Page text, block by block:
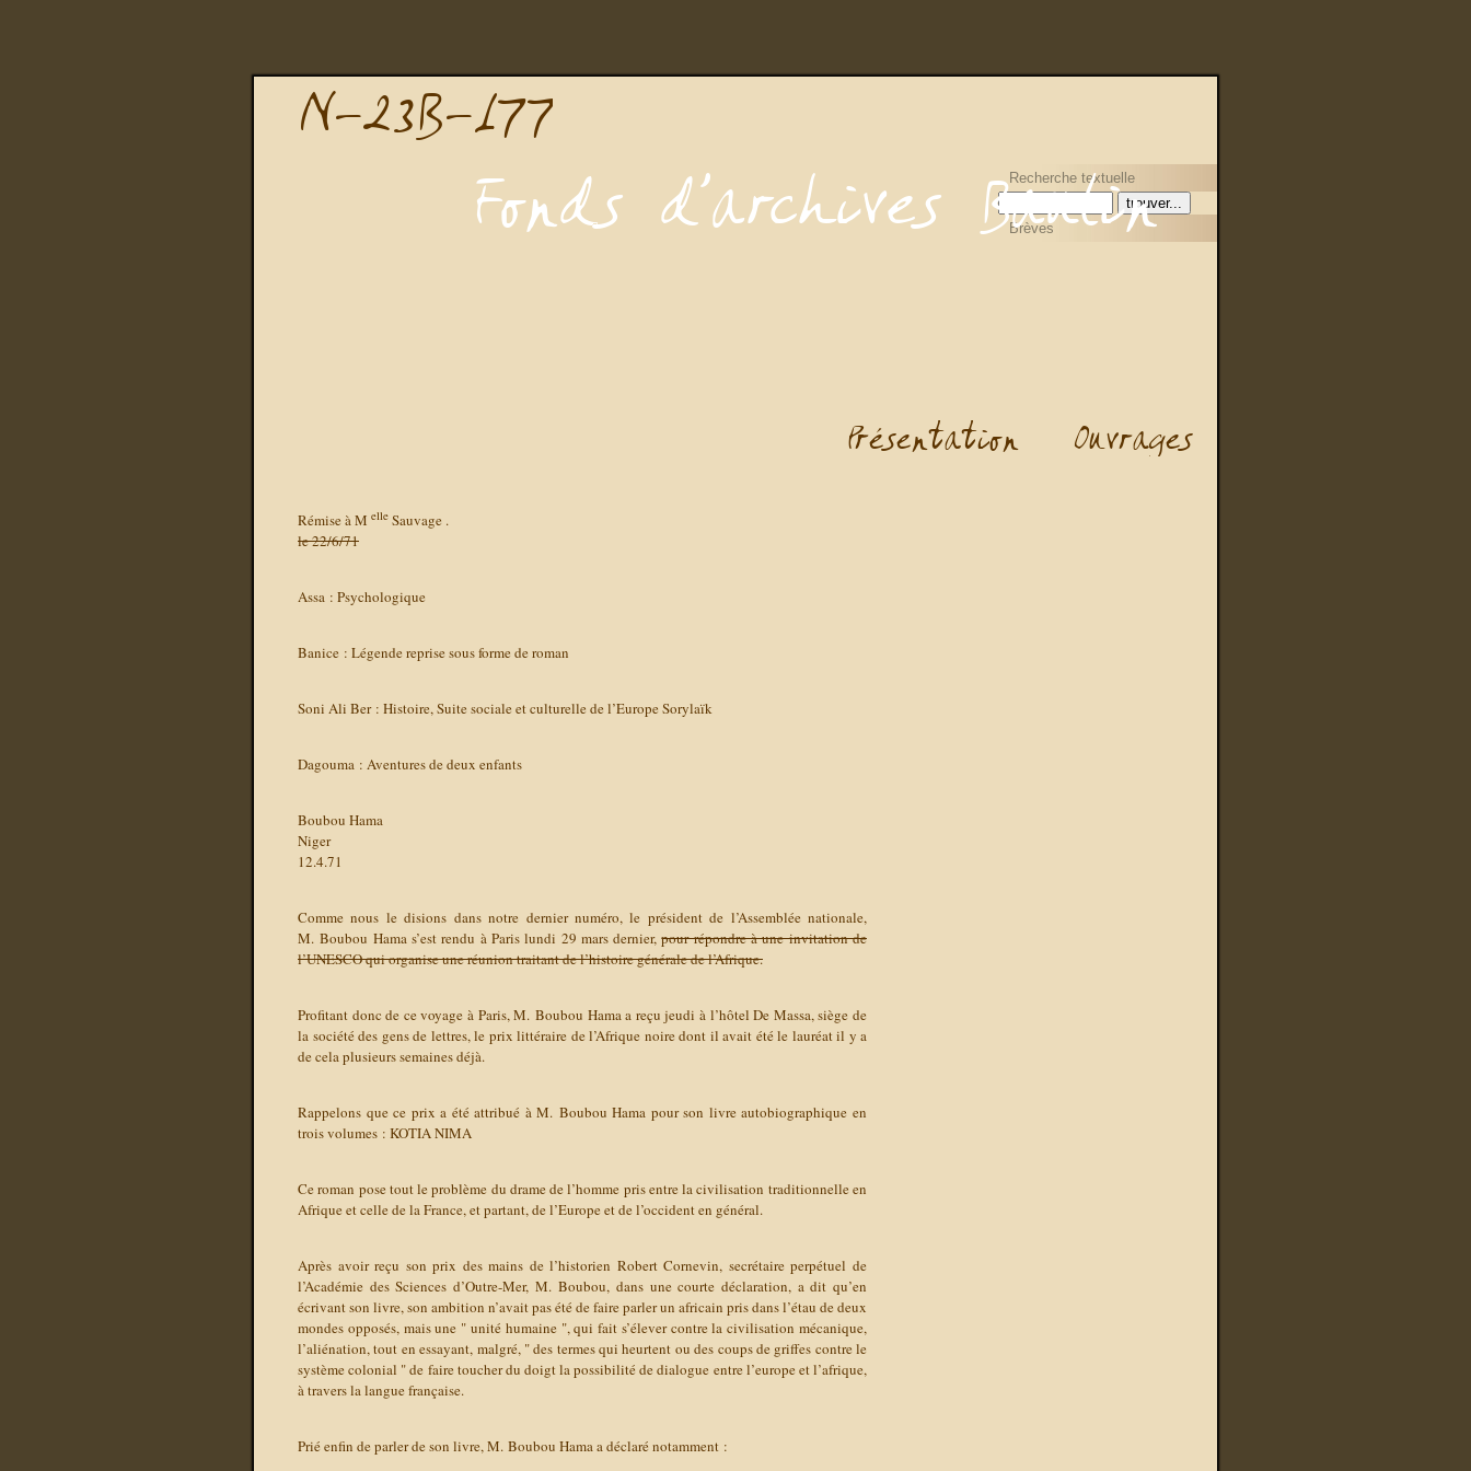
Recherche textuelle
Brèves
Rémise à M elle Sauvage .
le 22/6/71
Assa : Psychologique
Banice : Légende reprise sous forme de roman
Soni Ali Ber : Histoire, Suite sociale et culturelle de l’Europe Sorylaïk
Dagouma : Aventures de deux enfants
Boubou Hama
Niger
12.4.71
Comme nous le disions dans notre dernier numéro, le président de l’Assemblée nationale,
M. Boubou Hama s’est rendu à Paris lundi 29 mars dernier,pour répondre à une invitation de
l’UNESCO qui organise une réunion traitant de l’histoire générale de l’Afrique.
Profitant donc de ce voyage à Paris, M. Boubou Hama a reçu jeudi à l’hôtel De Massa, siège de
la société des gens de lettres, le prix littéraire de l’Afrique noire dont il avait été le lauréat il y a
de cela plusieurs semaines déjà.
Rappelons que ce prix a été attribué à M. Boubou Hama pour son livre autobiographique en
trois volumes : KOTIA NIMA
Ce roman pose tout le problème du drame de l’homme pris entre la civilisation traditionnelle en
Afrique et celle de la France, et partant, de l’Europe et de l’occident en général.
Après avoir reçu son prix des mains de l’historien Robert Cornevin, secrétaire perpétuel de
l’Académie des Sciences d’Outre-Mer, M. Boubou, dans une courte déclaration, a dit qu’en
écrivant son livre, son ambition n’avait pas été de faire parler un africain pris dans l’étau de deux
mondes opposés, mais une " unité humaine ", qui fait s’élever contre la civilisation mécanique,
l’aliénation, tout en essayant, malgré, " des termes qui heurtent ou des coups de griffes contre le
système colonial " de faire toucher du doigt la possibilité de dialogue entre l’europe et l’afrique,
à travers la langue française.
Prié enfin de parler de son livre, M. Boubou Hama a déclaré notamment :